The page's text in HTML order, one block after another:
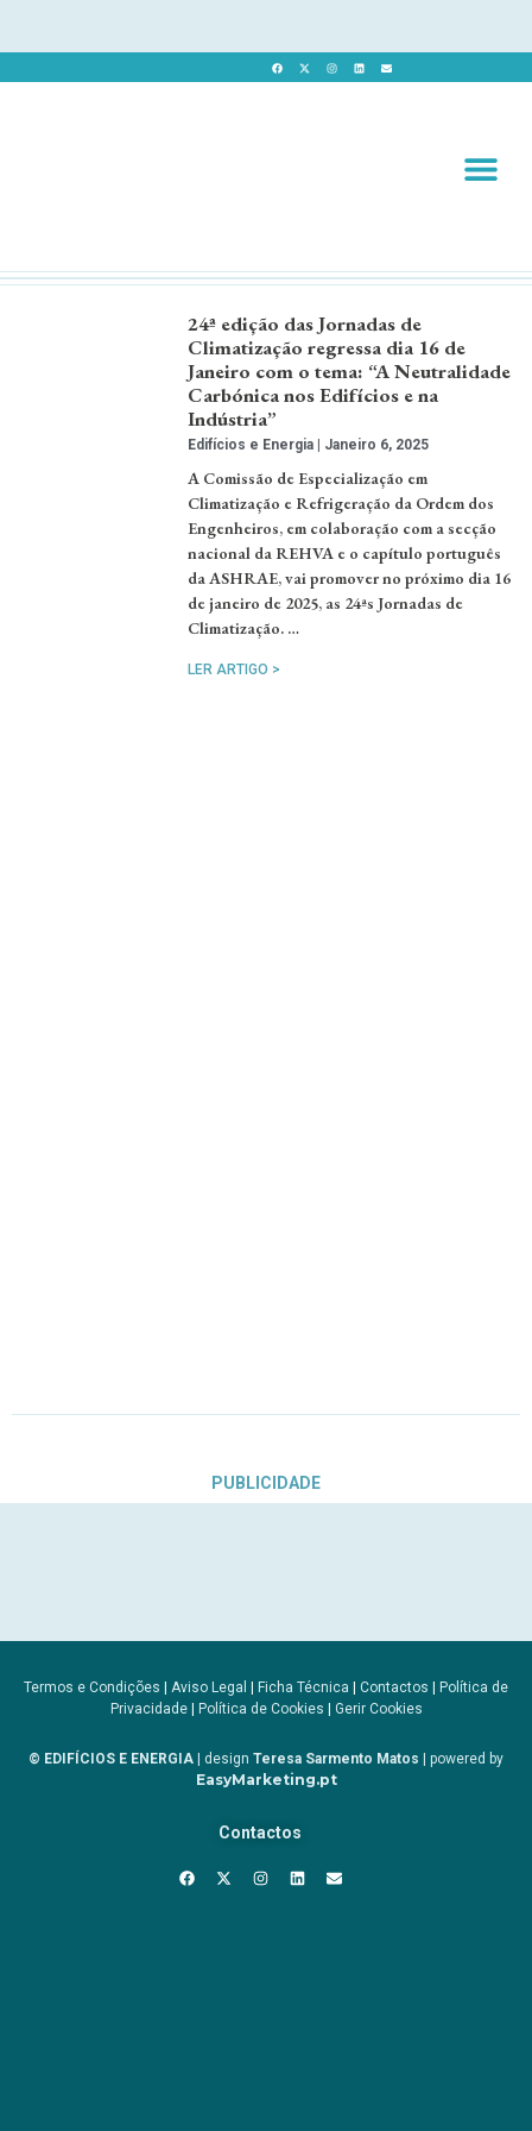
24ª edição das Jornadas de
Climatização regressa dia 16 de
Janeiro com o tema: “A Neutralidade
Carbónica nos Edifícios e na
Indústria”
Edifícios e Energia Janeiro 6, 2025
A Comissão de Especialização em
Climatização e Refrigeração da Ordem dos
Engenheiros, em colaboração com a secção
nacional da REHVA e o capítulo português
da ASHRAE, vai promover no próximo dia 16
de janeiro de 2025, as 24ªs Jornadas de
Climatização. …
LER ARTIGO >
PUBLICIDADE
Termos e Condições | Aviso Legal | Ficha Técnica | Contactos | Política de
Privacidade| Política de Cookies | Gerir Cookies
© EDIFÍCIOS E ENERGIA | design Teresa Sarmento Matos | powered by
EasyMarketing.pt
Contactos